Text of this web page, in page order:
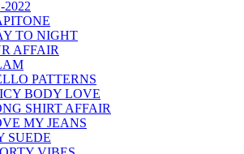
2022
TO NIGHT
AFFAIR
PATTERNS
BODY LOVE
SHIRT AFFAIR
MY JEANS
SUEDE